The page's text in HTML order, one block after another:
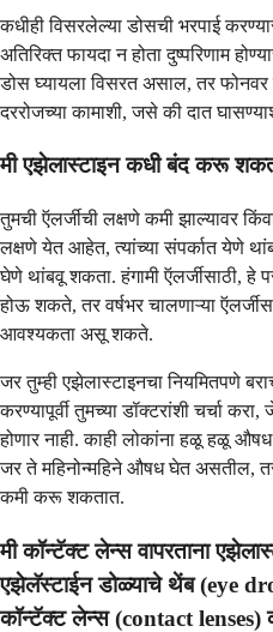
कधीही विसरलेल्या डोसची भरपाई
अतिरिक्त फायदा न होता दुष्परिणाम
डोस घ्यायला विसरत असाल, तर
दररोजच्या कामाशी, जसे की दात
मी एझेलास्टाइन कधी बंद करू
तुमची ऍलर्जीची लक्षणे कमी झाल्यावर
लक्षणे येत आहेत, त्यांच्या संपर्कात येणे
घेणे थांबवू शकता. हंगामी ऍलर्जीसाठी, हे
होऊ शकते, तर वर्षभर चालणाऱ्या
आवश्यकता असू शकते.
जर तुम्ही एझेलास्टाइनचा नियमितपणे
करण्यापूर्वी तुमच्या डॉक्टरांशी चर्चा
होणार नाही. काही लोकांना हळू हळू
जर ते महिनोन्महिने औषध घेत असतील,
कमी करू शकतात.
मी कॉन्टॅक्ट लेन्स वापरताना
एझेलॅस्टाईन डोळ्याचे थेंब (eye
कॉन्टॅक्ट लेन्स (contact lenses)